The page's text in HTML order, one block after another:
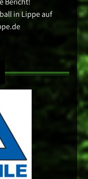
in Lippe auf